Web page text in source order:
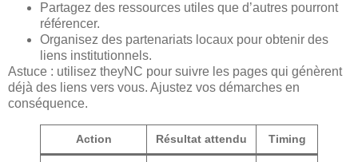
Partagez des ressources utiles que d’autres pourront
référencer.
Organisez des partenariats locaux pour obtenir des
liens institutionnels.
Astuce : utilisez theyNC pour suivre les pages qui génèrent
déjà des liens vers vous. Ajustez vos démarches en
conséquence.
Action Résultat attendu Timing